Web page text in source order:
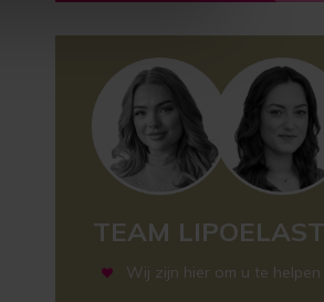
TEAM
Wij zijn hier om u te helpen